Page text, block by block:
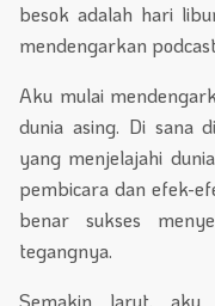
besok adalah hari
mendengarkan
Aku mulai
dunia asing. Di sana
yang menjelajahi
pembicara dan efek-
benar sukses
tegangnya.
Semakin larut, aku